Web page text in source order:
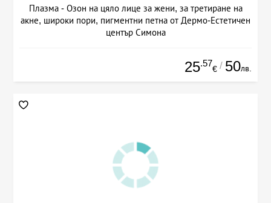
Плазма - Озон на цяло лице за жени, за третиране на
акне, широки пори, пигментни петна от Дермо-Естетичен
център Симона
25.57
€ / 50лв.